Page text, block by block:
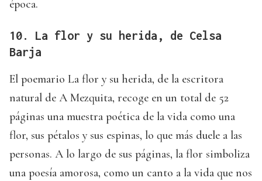
época.
10. La flor y su herida, de Celsa
Barja
El poemario La flor y su herida, de la escritora
natural de A Mezquita, recoge en un total de 52
páginas una muestra poética de la vida como una
flor, sus pétalos y sus espinas, lo que más duele a las
personas. A lo largo de sus páginas, la flor simboliza
una poesía amorosa, como un canto a la vida que nos